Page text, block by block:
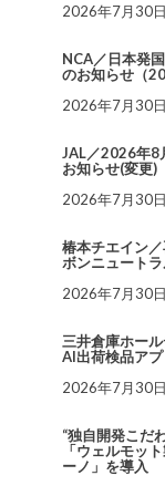
2026年7月30日
NCA／日本発
のお知らせ（
2026年7月30日
JAL／2026年8
お知らせ(変更)
2026年7月30日
椿本チエイン
ボンニュート
2026年7月30日
三井倉庫ホー
AI出荷検品ア
2026年7月30日
“独自開発こだ
「ウェルモッ
ーノ」を導入